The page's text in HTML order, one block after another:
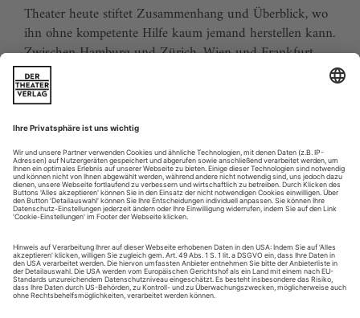
Theater heute stiftet Zusammenhang und Überblick, wo
ihn ohne kompetente Hilfe kaum jemand herstellen kann.
Zwischen Hamburg und Zürich, Wien und Frankfurt,
Jena und Aachen gibt es wie nirgends auf der Welt eine
dichte, vielfältige und produktive Theaterszene. Mit
Theater heute sind Sie jederzeit über die wichtigsten
Ereignisse informiert. Theater heute erscheint 12-mal im
Jahr mit einem Doppelheft im Juli und dem Jahrbuch im
August.
Sie erhalten Zugang zum Online-Archiv von Theater
heute und können sowohl das aktuelle ePaper als auch
das ePaper-Archiv über Ihren Account auf www.der-
theaterverlag.de einsehen. Zugang zur App auf Anfrage.
Das Abonnement hat eine Laufzeit von einem Monat und
verlängert sich jeweils um einen weiteren Monat, sofern
es nicht vom Kunden auf der Seite „Mein Konto/Meine